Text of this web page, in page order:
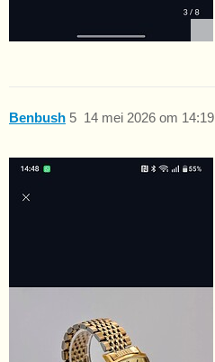
Benbush 14 mei 2026 om 14:19
5